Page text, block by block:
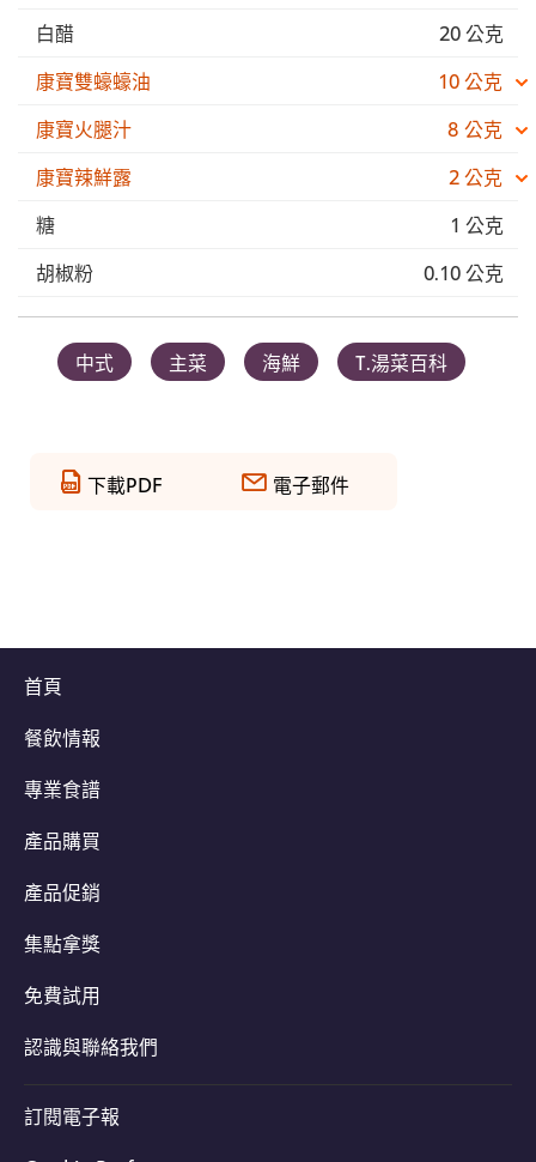
白醋
20 公克
康寶雙蠔蠔油
10 公克
康寶火腿汁
8 公克
康寶辣鮮露
2 公克
糖
1 公克
胡椒粉
0.10 公克
中式 主菜 海鮮 T.湯菜百科
下載PDF 電子郵件
首頁
餐飲情報
專業食譜
產品購買
產品促銷
集點拿獎
免費試用
認識與聯絡我們
訂閱電子報